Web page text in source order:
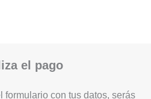
el pago
formulario con tus datos, serás